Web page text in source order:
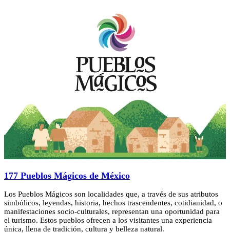
177 Pueblos Mágicos de México
Los Pueblos Mágicos son localidades que, a través de sus atributos
simbólicos, leyendas, historia, hechos trascendentes, cotidianidad, o
manifestaciones socio-culturales, representan una oportunidad para
el turismo. Estos pueblos ofrecen a los visitantes una experiencia
única, llena de tradición, cultura y belleza natural.